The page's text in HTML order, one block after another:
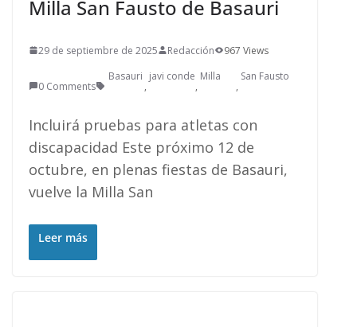
Milla San Fausto de Basauri
29 de septiembre de 2025 Redacción 967 Views
0 Comments
Basauri
,
javi conde
,
Milla
,
San Fausto
Incluirá pruebas para atletas con
discapacidad Este próximo 12 de
octubre, en plenas fiestas de Basauri,
vuelve la Milla San
Leer más